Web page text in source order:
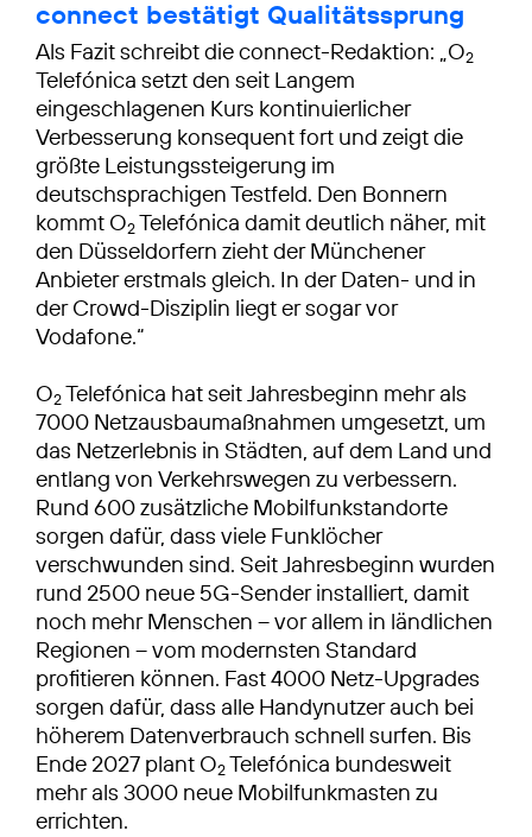
connect bestätigt Qualitätssprung
Als Fazit schreibt die connect-Redaktion: „O2
Telefónica setzt den seit Langem
eingeschlagenen Kurs kontinuierlicher
Verbesserung konsequent fort und zeigt die
größte Leistungssteigerung im
deutschsprachigen Testfeld. Den Bonnern
kommt O2Telefónica damit deutlich näher, mit
den Düsseldorfern zieht der Münchener
Anbieter erstmals gleich. In der Daten- und in
der Crowd-Disziplin liegt er sogar vor
Vodafone.“
O2Telefónica hat seit Jahresbeginn mehr als
7000 Netzausbaumaßnahmen umgesetzt, um
das Netzerlebnis in Städten, auf dem Land und
entlang von Verkehrswegen zu verbessern.
Rund 600 zusätzliche Mobilfunkstandorte
sorgen dafür, dass viele Funklöcher
verschwunden sind. Seit Jahresbeginn wurden
rund 2500 neue 5G-Sender installiert, damit
noch mehr Menschen – vor allem in ländlichen
Regionen – vom modernsten Standard
profitieren können. Fast 4000 Netz-Upgrades
sorgen dafür, dass alle Handynutzer auch bei
höherem Datenverbrauch schnell surfen. Bis
Ende 2027 plant O2Telefónica bundesweit
mehr als 3000 neue Mobilfunkmasten zu
errichten.